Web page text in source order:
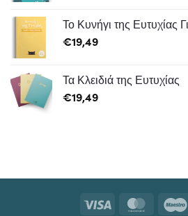
Το Κυνήγι της Ευτυχίας
€19,49
Τα Κλειδιά της Ευτυχίας
€19,49